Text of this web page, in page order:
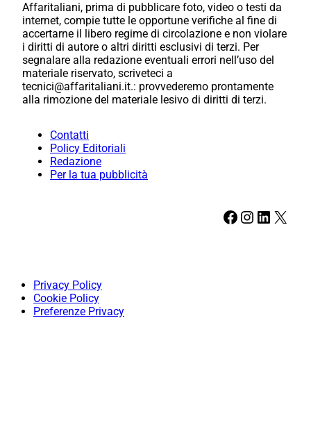
Affaritaliani, prima di pubblicare foto, video o testi da
internet, compie tutte le opportune verifiche al fine di
accertarne il libero regime di circolazione e non violare
i diritti di autore o altri diritti esclusivi di terzi. Per
segnalare alla redazione eventuali errori nell’uso del
materiale riservato, scriveteci a
tecnici@affaritaliani.it.: provvederemo prontamente
alla rimozione del materiale lesivo di diritti di terzi.
Contatti
Policy Editoriali
Redazione
Per la tua pubblicità
Facebook Instagram LinkedIn X
Privacy Policy
Cookie Policy
Preferenze Privacy